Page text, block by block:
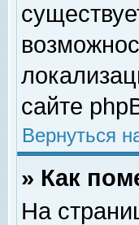
сайте
Вернуться
» Как
На